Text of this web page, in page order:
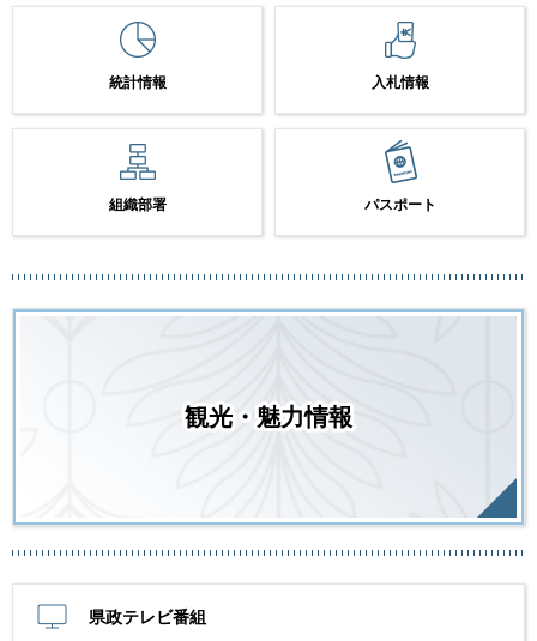
統計情報 入札情報
組織部署 パスポート
観光・魅力情報
県政テレビ番組